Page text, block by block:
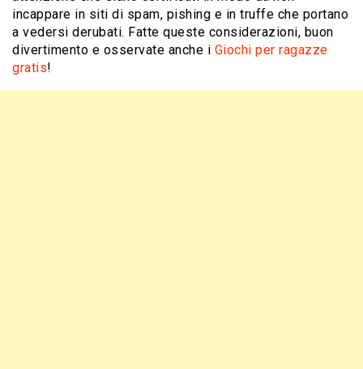
incappare in siti di spam, pishing e in truffe che portano
a vedersi derubati. Fatte queste considerazioni, buon
divertimento e osservate anche i Giochi per ragazze
gratis!